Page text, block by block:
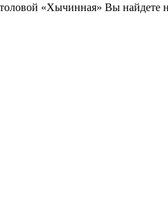
«Хычинная» Вы найдете